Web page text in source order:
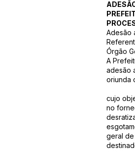
Adesão
Órgão
A
adesão
oriunda
cujo
no
geral de